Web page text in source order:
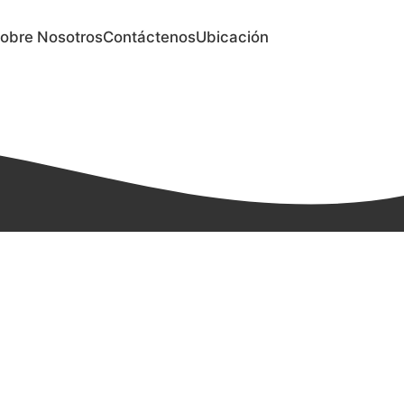
NosotrosContáctenosUbicación